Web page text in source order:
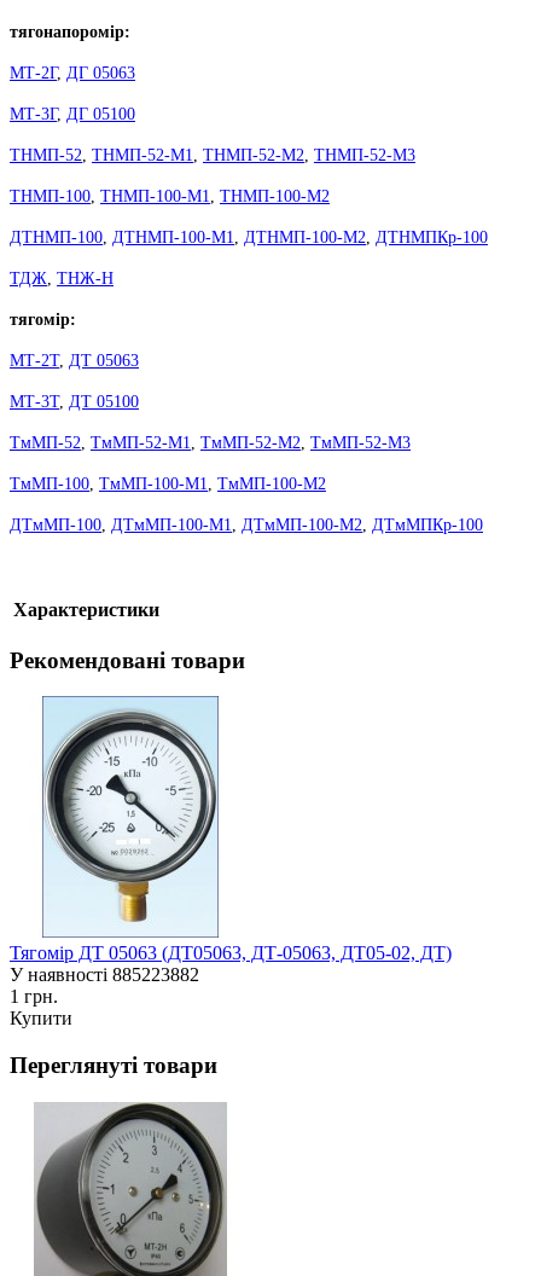
тягонапоромір:
МТ-2Г, ДГ 05063
МТ-3Г, ДГ 05100
ТНМП-52 ТНМП-52-М1 ТНМП-52-М2 ТНМП-52-М3
ТНМП-100 ТНМП-100-М1 ТНМП-100-М2
ДТНМП-100 ДТНМП-100-М1 ДТНМП-100-М2 ДТНМПКр-100
ТДЖ ТНЖ-Н
тягомір:
МТ-2Т, ДТ 05063
МТ-3Т, ДТ 05100
ТмМП-52 ТмМП-52-М1 ТмМП-52-М2 ТмМП-52-М3
ТмМП-100 ТмМП-100-М1 ТмМП-100-М2
ДТмМП-100 ДТмМП-100-М1 ДТмМП-100-М2 ДТмМПКр-100
Характеристики
Рекомендовані товари
Тягомір ДТ 05063 (ДТ05063, ДТ-05063, ДТ05-02, ДТ)
У наявності 885223882
1 грн.
Купити
Переглянуті товари